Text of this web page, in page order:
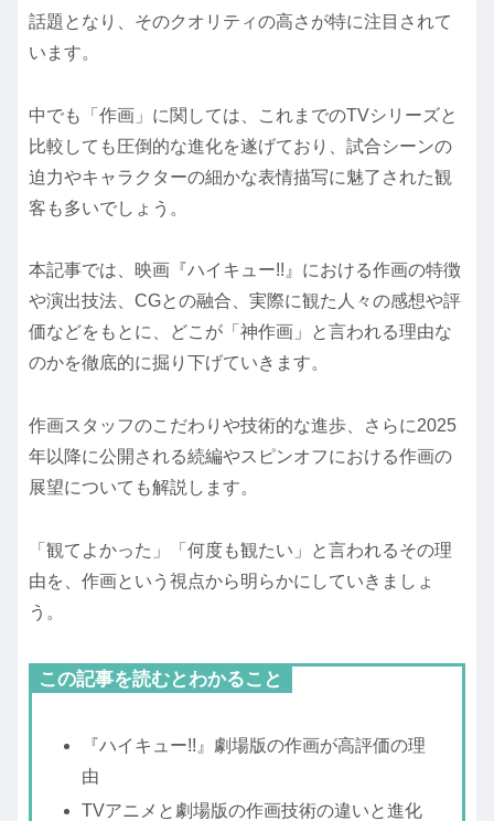
話題となり、そのクオリティの高さが特に注目されて
います。
中でも「作画」に関しては、これまでのTVシリーズと
比較しても圧倒的な進化を遂げており、試合シーンの
迫力やキャラクターの細かな表情描写に魅了された観
客も多いでしょう。
本記事では、映画『ハイキュー!!』における作画の特徴
や演出技法、CGとの融合、実際に観た人々の感想や評
価などをもとに、どこが「神作画」と言われる理由な
のかを徹底的に掘り下げていきます。
作画スタッフのこだわりや技術的な進歩、さらに2025
年以降に公開される続編やスピンオフにおける作画の
展望についても解説します。
「観てよかった」「何度も観たい」と言われるその理
由を、作画という視点から明らかにしていきましょ
う。
この記事を読むとわかること
『ハイキュー!!』劇場版の作画が高評価の理
由
TVアニメと劇場版の作画技術の違いと進化